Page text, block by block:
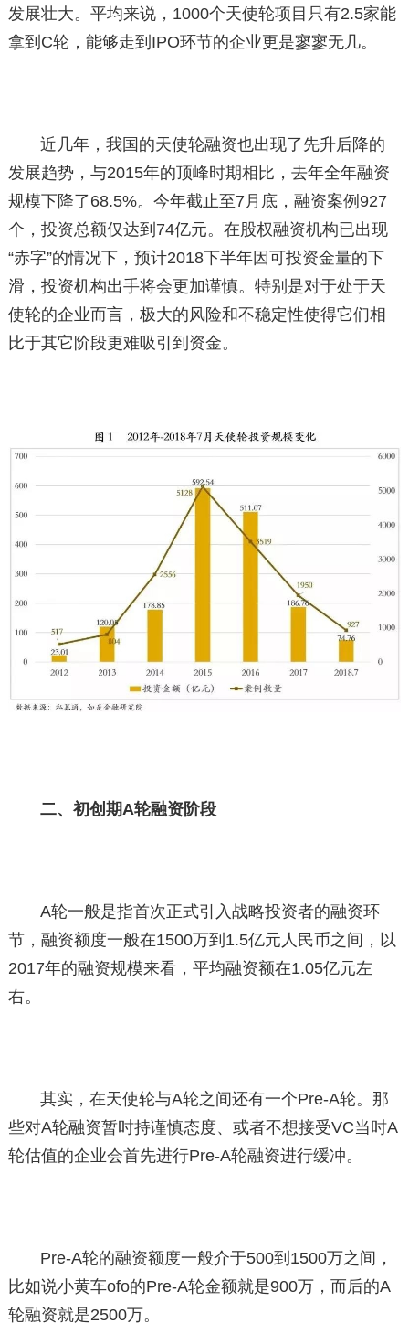
发展壮大。平均来说，1000个天使轮项目只有2.5家能
拿到C轮，能够走到IPO环节的企业更是寥寥无几。
近几年，我国的天使轮融资也出现了先升后降的
发展趋势，与2015年的顶峰时期相比，去年全年融资
规模下降了68.5%。今年截止至7月底，融资案例927
个，投资总额仅达到74亿元。在股权融资机构已出现
“赤字”的情况下，预计2018下半年因可投资金量的下
滑，投资机构出手将会更加谨慎。特别是对于处于天
使轮的企业而言，极大的风险和不稳定性使得它们相
比于其它阶段更难吸引到资金。
二、初创期A轮融资阶段
A轮一般是指首次正式引入战略投资者的融资环
节，融资额度一般在1500万到1.5亿元人民币之间，以
2017年的融资规模来看，平均融资额在1.05亿元左
右。
其实，在天使轮与A轮之间还有一个Pre-A轮。那
些对A轮融资暂时持谨慎态度、或者不想接受VC当时A
轮估值的企业会首先进行Pre-A轮融资进行缓冲。
Pre-A轮的融资额度一般介于500到1500万之间，
比如说小黄车ofo的Pre-A轮金额就是900万，而后的A
轮融资就是2500万。